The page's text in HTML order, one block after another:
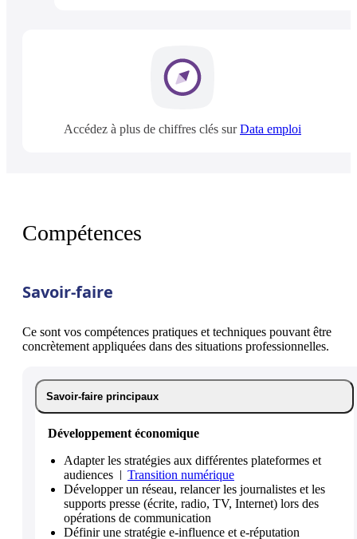
Accédez à plus de chiffres clés surData emploi
Compétences
Savoir-faire
Ce sont vos compétences pratiques et techniques pouvant être
concrètement appliquées dans des situations professionnelles.
Savoir-faire principaux
Développement économique
Adapter les stratégies aux différentes plateformes et
audiences
Transition numérique
Développer un réseau, relancer les journalistes et les
supports presse (écrite, radio, TV, Internet) lors des
opérations de communication
Définir une stratégie e-influence et e-réputation